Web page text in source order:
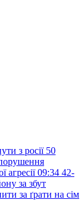
з росії 50
агресії 09:34 42-
за збут
за ґрати на сім